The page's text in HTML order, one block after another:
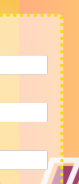
una amplia
un equipo
de la moda.